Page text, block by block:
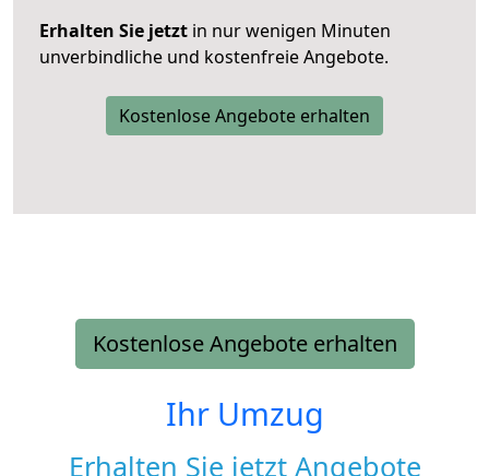
Erhalten Sie jetzt in nur wenigen Minuten
unverbindliche und kostenfreie Angebote.
Kostenlose Angebote erhalten
Kostenlose Angebote erhalten
Ihr Umzug
Erhalten Sie jetzt Angebote